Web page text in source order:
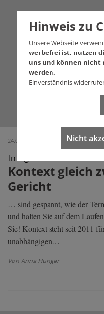
24.04.2024 (Ausgabe 682)
In eigener Sache
Kontext gleich
Gericht
… sind gespannt, wie der
und halten Sie auf dem
Sie! Kontext steht seit 2011
unabhängigen…
Von Anna Hunger
Hinweis zu
Unsere Webseite
werbefrei ist, nutzen
uns und können nicht
werden.
Einverständnis
Nicht